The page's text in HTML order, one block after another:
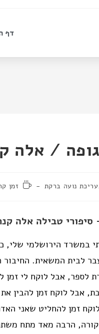
דף
/ אלה
נועה ברקת זמן
טבילה אלה
במשרד הירושלמי שלי,
לבית המשאית. החיבור
לספר, אבל לוקח לי זמן
אבל לוקח זמן להבין
זמן להחליט שאני
הרבה מאד מתח